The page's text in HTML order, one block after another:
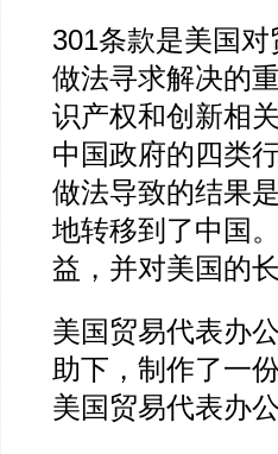
301条款是美国
做法寻求解决的
识产权和创新相
中国政府的四类
做法导致的结果
地转移到了中国
益，并对美国的
美国贸易代表办
助下，制作了一
美国贸易代表办